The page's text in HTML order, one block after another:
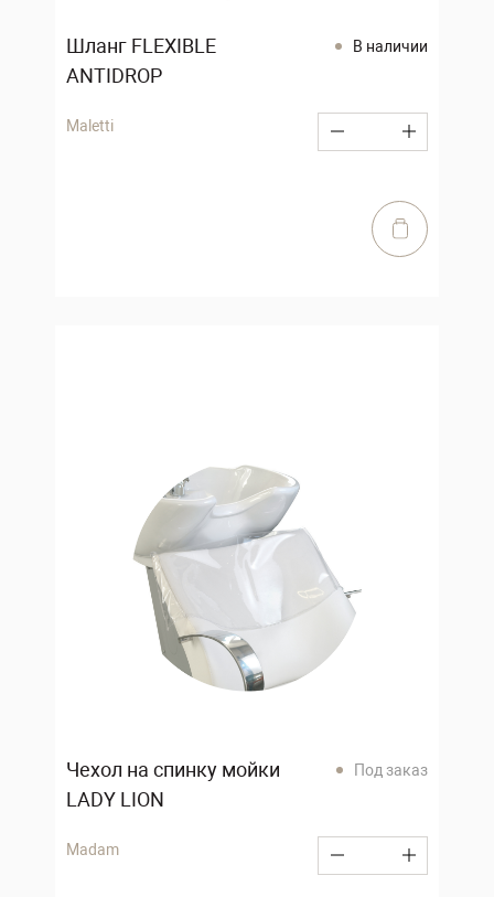
Шланг FLEXIBLE
ANTIDROP
В наличии
Maletti
Чехол на спинку мойки
LADY LION
Под заказ
Madam